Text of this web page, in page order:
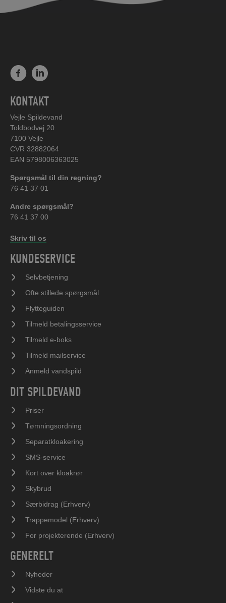
KONTAKT
Vejle Spildevand
Toldbodvej 20
7100 Vejle
CVR 32882064
EAN 5798006363025
Spørgsmål til din regning?
76 41 37 01
Andre spørgsmål?
76 41 37 00
Skriv til os
KUNDESERVICE
Selvbetjening
Ofte stillede spørgsmål
Flytteguiden
Tilmeld betalingsservice
Tilmeld e-boks
Tilmeld mailservice
Anmeld vandspild
DIT SPILDEVAND
Priser
Tømningsordning
Separatkloakering
SMS-service
Kort over kloakrør
Skybrud
Særbidrag (Erhverv)
Trappemodel (Erhverv)
For projekterende (Erhverv)
GENERELT
Nyheder
Vidste du at